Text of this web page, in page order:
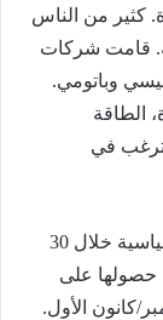
كثير من الناس
قامت شركات
وباتومي.
الطاقة
ترغب في
وقال إن البلدين عززا العلاقات الاقتصادية والسياسية خلال 30
حصولها على
كانون الأول.